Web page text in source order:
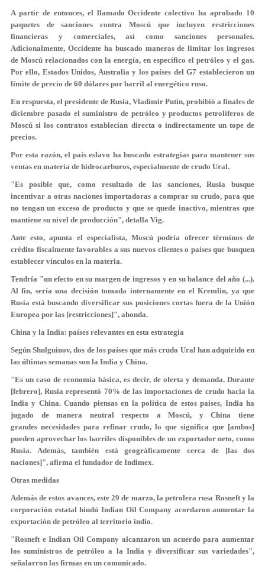
A partir de entonces, el llamado Occidente colectivo ha aprobado 10
paquetes de sanciones contra Moscú que incluyen restricciones
financieras y comerciales, así como sanciones personales.
Adicionalmente, Occidente ha buscado maneras de limitar los ingresos
de Moscú relacionados con la energía, en específico el petróleo y el gas.
Por ello, Estados Unidos, Australia y los países del G7 establecieron un
límite de precio de 60 dólares por barril al energético ruso.
En respuesta, el presidente de Rusia, Vladímir Putin, prohibió a finales de
diciembre pasado el suministro de petróleo y productos petrolíferos de
Moscú si los contratos establecían directa o indirectamente un tope de
precios.
Por esta razón, el país eslavo ha buscado estrategias para mantener sus
ventas en materia de hidrocarburos, especialmente de crudo Ural.
"Es posible que, como resultado de las sanciones, Rusia busque
incentivar a otras naciones importadoras a comprar su crudo, para que
no tengan un exceso de producto y que se quede inactivo, mientras que
mantiene su nivel de producción", detalla Vig.
Ante esto, apunta el especialista, Moscú podría ofrecer términos de
crédito fiscalmente favorables a sus nuevos clientes o países que busquen
establecer vínculos en la materia.
Tendría "un efecto en su margen de ingresos y en su balance del año (...).
Al fin, sería una decisión tomada internamente en el Kremlin, ya que
Rusia está buscando diversificar sus posiciones cortas fuera de la Unión
Europea por las [restricciones]", ahonda.
China y la India: países relevantes en esta estrategia
Según Shulguinov, dos de los países que más crudo Ural han adquirido en
las últimas semanas son la India y China.
"Es un caso de economía básica, es decir, de oferta y demanda. Durante
[febrero], Rusia representó 70% de las importaciones de crudo hacia la
India y China. Cuando piensas en la política de estos países, India ha
jugado de manera neutral respecto a Moscú, y China tiene
grandes necesidades para refinar crudo, lo que significa que [ambos]
pueden aprovechar los barriles disponibles de un exportador neto, como
Rusia. Además, también está geográficamente cerca de [las dos
naciones]", afirma el fundador de Indimex.
Otras medidas
Además de estos avances, este 29 de marzo, la petrolera rusa Rosneft y la
corporación estatal hindú Indian Oil Company acordaron aumentar la
exportación de petróleo al territorio indio.
"Rosneft e Indian Oil Company alcanzaron un acuerdo para aumentar
los suministros de petróleo a la India y diversificar sus variedades",
señalarron las firmas en un comunicado.